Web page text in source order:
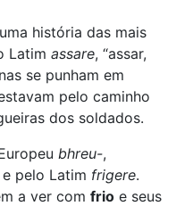
história das mais
Latim assare, “assar,
se punham em
pelo caminho
dos soldados.
bhreu-,
e pelo Latim frigere.
a ver com frio e seus